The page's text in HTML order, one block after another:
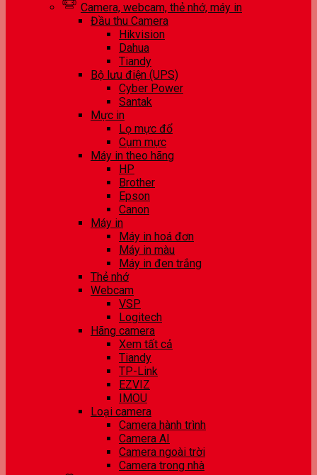
Camera, webcam, thẻ nhớ, máy in
Đầu thu Camera
Hikvision
Dahua
Tiandy
Bộ lưu điện (UPS)
Cyber Power
Santak
Mực in
Lọ mực đổ
Cụm mực
Máy in theo hãng
HP
Brother
Epson
Canon
Máy in
Máy in hoá đơn
Máy in màu
Máy in đen trắng
Thẻ nhớ
Webcam
VSP
Logitech
Hãng camera
Xem tất cả
Tiandy
TP-Link
EZVIZ
IMOU
Loại camera
Camera hành trình
Camera AI
Camera ngoài trời
Camera trong nhà